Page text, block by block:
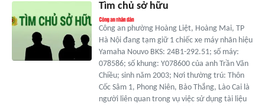
Tìm chủ sở hữu
Công an phường Hoàng Liệt, Hoàng Mai, TP
Hà Nội đang tạm giữ 1 chiếc xe máy nhãn hiệu
Yamaha Nouvo BKS: 24B1-292.51; số máy:
078586; số khung: Y078600 của anh Trần Văn
Chiều; sinh năm 2003; Nơi thường trú: Thôn
Cốc Sâm 1, Phong Niên, Bảo Thắng, Lào Cai là
người liên quan trong vụ việc sử dụng tài liệu